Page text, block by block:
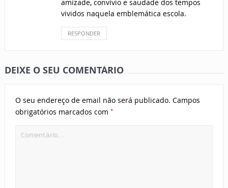
amizade, convívio e saudade dos tempos
vividos naquela emblemática escola.
RESPONDER
DEIXE O SEU COMENTÁRIO
O seu endereço de email não será publicado. Campos
obrigatórios marcados com *